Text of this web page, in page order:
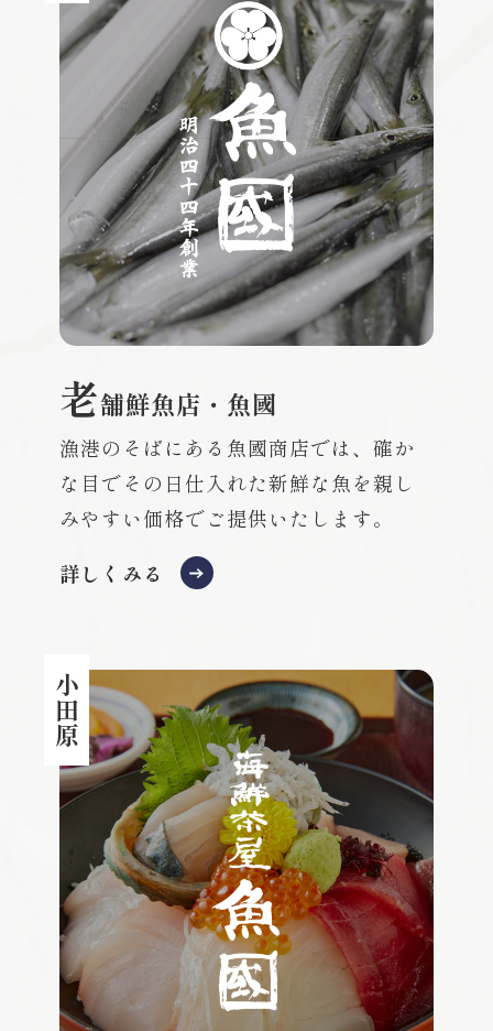
老舗鮮魚店・魚國
漁港のそばにある魚國商店では、確か
な目でその日仕入れた新鮮な魚を親し
みやすい価格でご提供いたします。
詳しくみる
小田原